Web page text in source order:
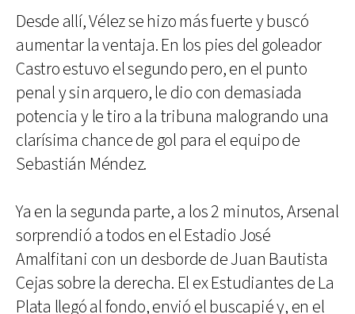
Desde allí, Vélez se hizo más fuerte y buscó
aumentar la ventaja. En los pies del goleador
Castro estuvo el segundo pero, en el punto
penal y sin arquero, le dio con demasiada
potencia y le tiro a la tribuna malogrando una
clarísima chance de gol para el equipo de
Sebastián Méndez.
Ya en la segunda parte, a los 2 minutos, Arsenal
sorprendió a todos en el Estadio José
Amalfitani con un desborde de Juan Bautista
Cejas sobre la derecha. El ex Estudiantes de La
Plata llegó al fondo, envió el buscapié y, en el